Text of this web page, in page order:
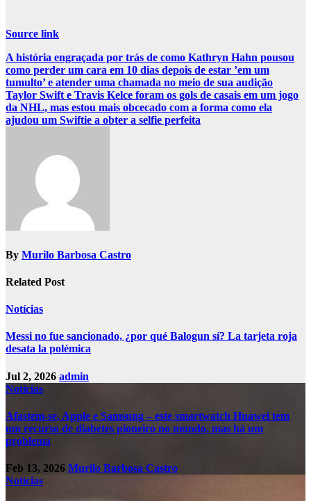
Source link
Post
navigation
A história engraçada por trás de como Kathryn Hahn pousou
como perder um cara em 10 dias depois de estar ’em um
tumulto’ e atender uma chamada no meio de sua audição
Taylor Swift e Travis Kelce foram os gols de casais em um jogo
da NHL, mas estou mais obcecado com a forma como ela
ajudou um Swiftie a obter a selfie perfeita
By Murilo Barbosa Castro
Related Post
Notícias
Messi no fue sancionado, ¿por qué Balogun sí? La tarjeta roja
desata la polémica
Jul 2, 2026 admin
Notícias
Afastem-se, Apple e Samsung – este smartwatch Huawei tem
um recurso de diabetes pioneiro no mundo, mas há um
problema
Feb 13, 2026 Murilo Barbosa Castro
Notícias